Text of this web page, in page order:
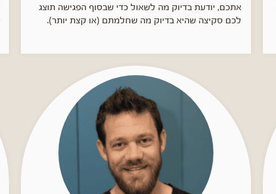
אתכם, יודעת בדיוק מה לשאול כדי שבסוף הפגישה תוצג
לכם סקיצה שהיא בדיוק מה שחלמתם (או קצת יותר).